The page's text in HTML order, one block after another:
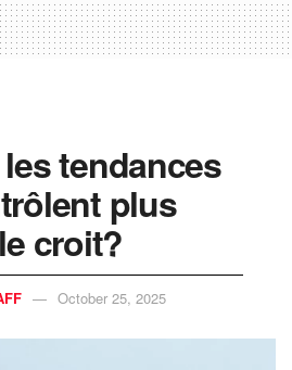
tendances
plus
croit?
October 25, 2025